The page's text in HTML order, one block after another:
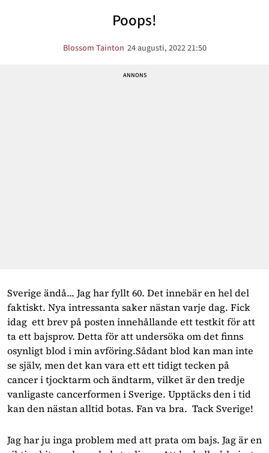
Poops!
Blossom Tainton 24 augusti, 2022 21:50
Sverige ändå... Jag har fyllt 60. Det innebär en hel del
faktiskt. Nya intressanta saker nästan varje dag. Fick
idag ett brev på posten innehållande ett testkit för att
ta ett bajsprov. Detta för att undersöka om det finns
osynligt blod i min avföring.Sådant blod kan man inte
se själv, men det kan vara ett ett tidigt tecken på
cancer i tjocktarm och ändtarm, vilket är den tredje
vanligaste cancerformen i Sverige. Upptäcks den i tid
kan den nästan alltid botas. Fan va bra. Tack Sverige!
Jag har ju inga problem med att prata om bajs. Jag är en